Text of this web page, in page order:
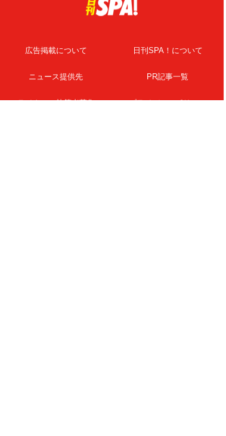
広告掲載について 日刊SPA！について
ニュース提供先 PR記事一覧
ライター・執筆者募集 プライバシーポリシー